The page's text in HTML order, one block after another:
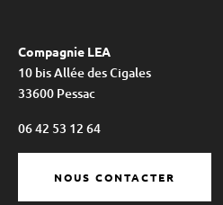
Compagnie LEA
10 bis Allée des Cigales
33600 Pessac
06 42 53 12 64
NOUS CONTACTER